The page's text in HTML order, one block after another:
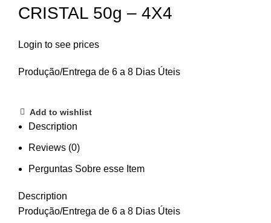
CRISTAL 50g – 4X4
Login to see prices
Produção/Entrega de 6 a 8 Dias Úteis
Add to wishlist
Description
Reviews (0)
Perguntas Sobre esse Item
Description
Produção/Entrega de 6 a 8 Dias Úteis